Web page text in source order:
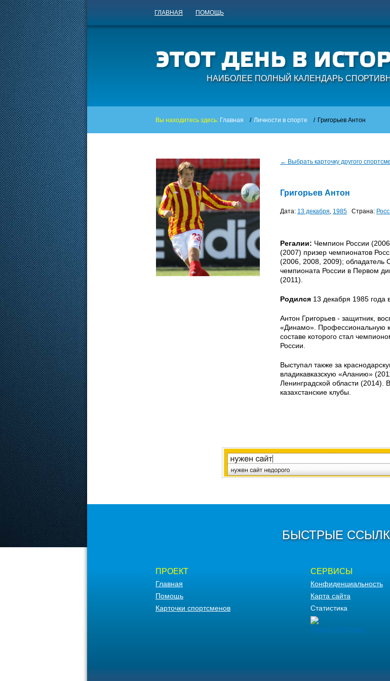
ГЛАВНАЯ ПОМОЩЬ
НАИБОЛЕЕ ПОЛНЫЙ КАЛЕНДАРЬ
Вы находитесь здесь: Главная / Личности в спорте / Григорьев Антон
← Выбрать карточку другого
Григорьев Антон
Дата: 13 декабря, 1985 Страна:
Регалии: Чемпион России
(2007) призер чемпионатов
(2006, 2008, 2009); обладатель
чемпионата России в Первом
(2011).
Родился 13 декабря 1985 года
Антон Григорьев - защитник,
«Динамо». Профессиональную
составе которого стал
России.
Выступал также за
владикавказскую «Аланию»
Ленинградской области (2014).
казахстанские клубы.
БЫСТРЫЕ
ПРОЕКТ
Главная
Помощь
Карточки спортсменов
СЕРВИСЫ
Конфиденциальность
Карта сайта
Статистика